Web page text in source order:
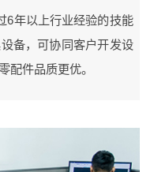
6年以上行业经验的技能
备，可协同客户开发设
配件品质更优。